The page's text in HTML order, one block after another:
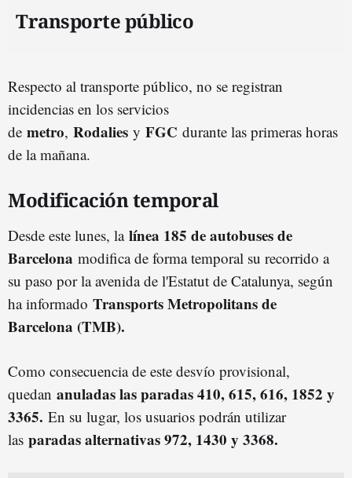
Transporte público
Respecto al transporte público, no se registran
incidencias en los servicios
de metro, Rodalies y FGC durante las primeras horas
de la mañana.
Modificación temporal
Desde este lunes, la línea 185 de autobuses de
Barcelona modifica de forma temporal su recorrido a
su paso por la avenida de l'Estatut de Catalunya, según
ha informado Transports Metropolitans de
Barcelona (TMB).
Como consecuencia de este desvío provisional,
quedan anuladas las paradas 410, 615, 616, 1852 y
3365. En su lugar, los usuarios podrán utilizar
las paradas alternativas 972, 1430 y 3368.